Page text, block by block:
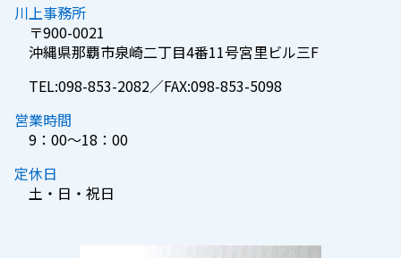
川上事務所
〒900-0021
沖縄県那覇市泉崎二丁目4番11号宮里ビル三F
TEL:098-853-2082／FAX:098-853-5098
営業時間
9：00～18：00
定休日
土・日・祝日